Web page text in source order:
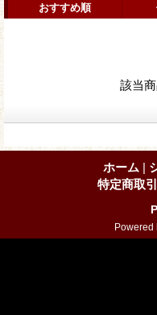
おすすめ順
該当
ホーム |
特定商取
Powered